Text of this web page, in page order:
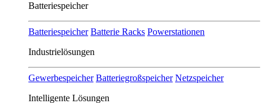
Batteriespeicher
Batteriespeicher Batterie Racks Powerstationen
Industrielösungen
Gewerbespeicher Batteriegroßspeicher Netzspeicher
Intelligente Lösungen